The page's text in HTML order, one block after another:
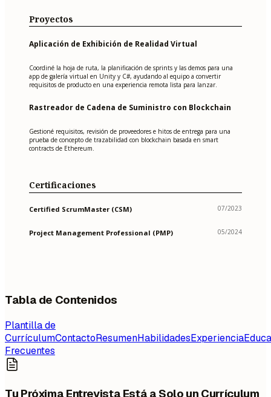
Proyectos
Aplicación de Exhibición de Realidad Virtual
Coordiné la hoja de ruta, la planificación de sprints y las demos para una
app de galería virtual en Unity y C#, ayudando al equipo a convertir
requisitos de producto en una experiencia remota lista para lanzar.
Rastreador de Cadena de Suministro con Blockchain
Gestioné requisitos, revisión de proveedores e hitos de entrega para una
prueba de concepto de trazabilidad con blockchain basada en smart
contracts de Ethereum.
Certificaciones
Certified ScrumMaster (CSM) 07/2023
Project Management Professional (PMP) 05/2024
Tabla de Contenidos
Plantilla de
CurrículumContactoResumenHabilidadesExperiencia
Frecuentes
Tu Próxima Entrevista Está a Solo un Currículum